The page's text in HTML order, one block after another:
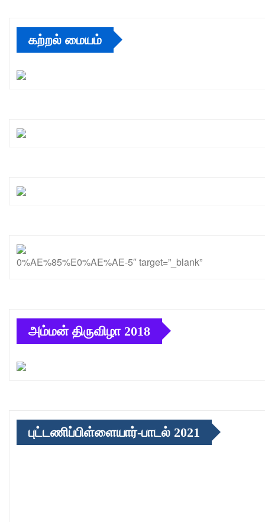
கற்றல் மையம்
0%AE%85%E0%AE%AE-5″ target=”_blank”
அம்மன் திருவிழா 2018
புட்டணிப்பிள்ளையார்-பாடல் 2021